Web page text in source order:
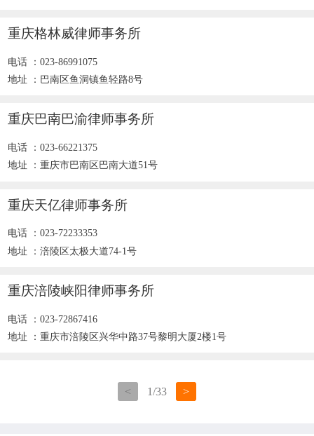
重庆格林威律师事务所
电话 ：023-86991075
地址 ：巴南区鱼洞镇鱼轻路8号
重庆巴南巴渝律师事务所
电话 ：023-66221375
地址 ：重庆市巴南区巴南大道51号
重庆天亿律师事务所
电话 ：023-72233353
地址 ：涪陵区太极大道74-1号
重庆涪陵峡阳律师事务所
电话 ：023-72867416
地址 ：重庆市涪陵区兴华中路37号黎明大厦2楼1号
< 1/33 >